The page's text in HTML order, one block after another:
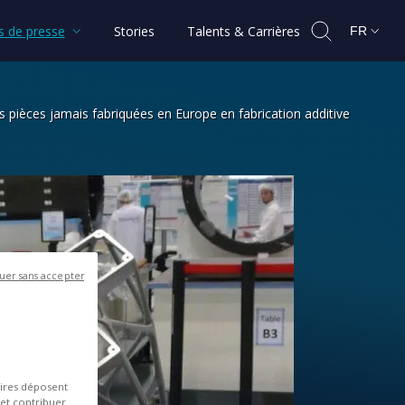
de presse Stories Talents & Carrières FR
jamais fabriquées en Europe en fabrication additive
les plus grandes pièces jamais
déposent
et contribuer
sans accepter